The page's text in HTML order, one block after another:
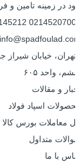
در زمینه تامین و
خیابان شیراز
واحد ۶۰۵
و مقالات
اسپاد فولاد
معاملات بورس کالا
متداول
با ما